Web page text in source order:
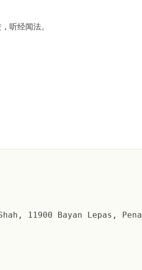
听经闻法。
11900 Bayan Lepas,